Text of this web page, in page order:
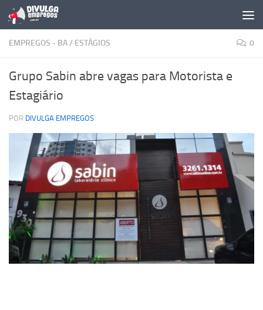
Skip to content
EMPREGOS - BA/ ESTÁGIOS 0
Grupo Sabin abre vagas para Motorista e
Estagiário
POR DIVULGA EMPREGOS